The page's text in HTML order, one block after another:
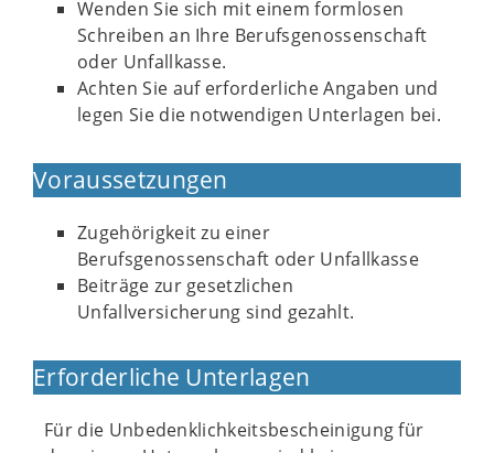
Wenden Sie sich mit einem formlosen
Schreiben an Ihre Berufsgenossenschaft
oder Unfallkasse.
Achten Sie auf erforderliche Angaben und
legen Sie die notwendigen Unterlagen bei.
Voraussetzungen
Zugehörigkeit zu einer
Berufsgenossenschaft oder Unfallkasse
Beiträge zur gesetzlichen
Unfallversicherung sind gezahlt.
Erforderliche Unterlagen
Für die Unbedenklichkeitsbescheinigung für